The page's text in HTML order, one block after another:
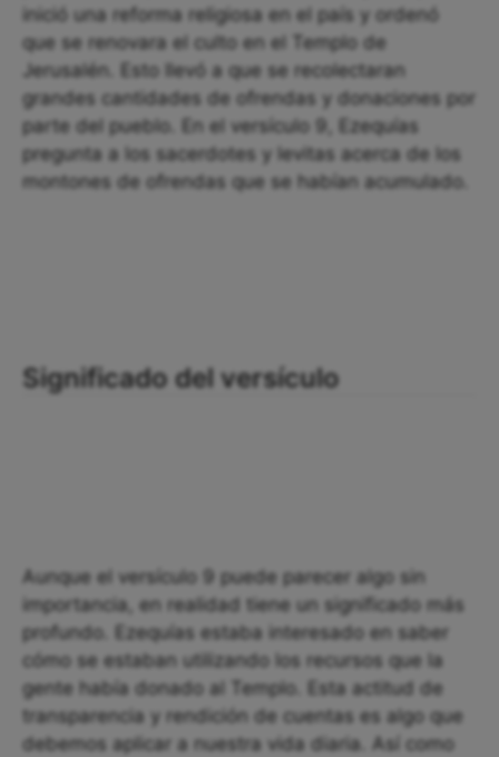
inició una reforma religiosa en el país y ordenó
que se renovara el culto en el Templo de
Jerusalén. Esto llevó a que se recolectaran
grandes cantidades de ofrendas y donaciones por
parte del pueblo. En el versículo 9, Ezequías
pregunta a los sacerdotes y levitas acerca de los
montones de ofrendas que se habían acumulado.
Significado del versículo
Aunque el versículo 9 puede parecer algo sin
importancia, en realidad tiene un significado más
profundo. Ezequías estaba interesado en saber
cómo se estaban utilizando los recursos que la
gente había donado al Templo. Esta actitud de
transparencia y rendición de cuentas es algo que
debemos aplicar a nuestra vida diaria. Así como